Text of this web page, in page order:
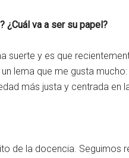
¿Cuál va a ser su papel?
suerte y es que
lema que me gusta mucho:
más justa y centrada en
de la docencia. Seguimos